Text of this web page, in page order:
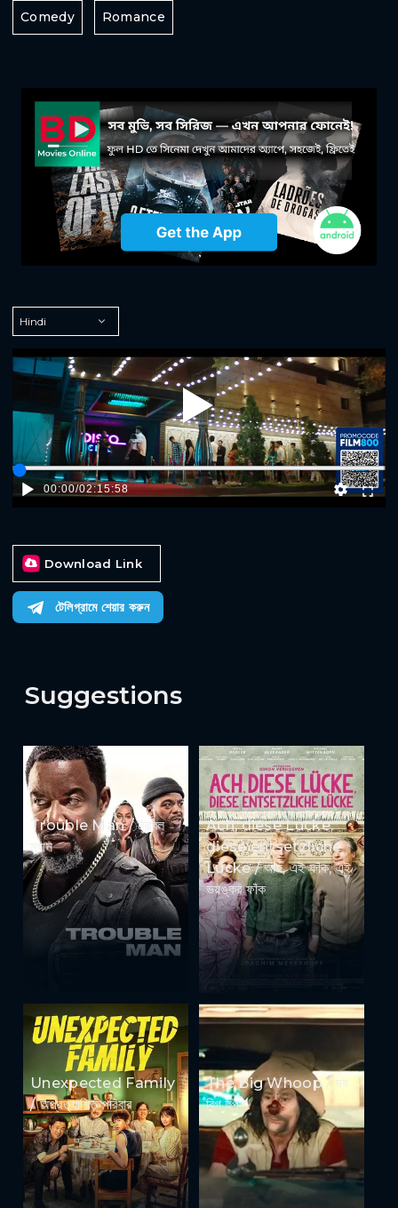
Comedy Romance
Play
00:00/02:15:58
Download Link
টেলিগ্রামে শেয়ার করুন
Suggestions
Trouble Man / ট্রাবল
ম্যান
Ach, diese Lücke,
diese entsetzliche
Lücke / আহ, এই ফাঁক, এই
ভয়ঙ্কর ফাঁক
Unexpected Family
/ অপ্রত্যাশিত পরিবার
The Big Whoop / দ্য
বিগ হুপ